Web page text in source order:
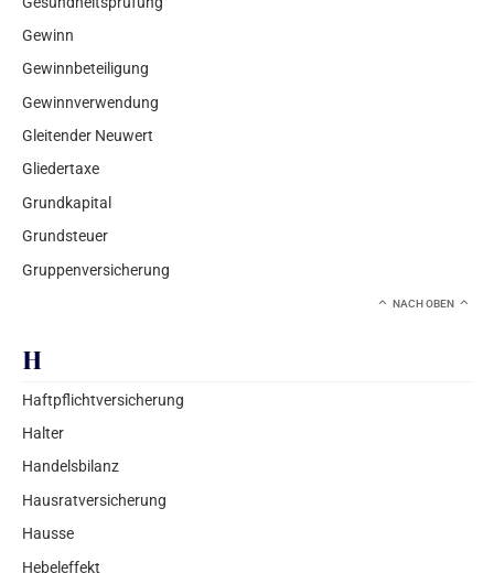
Gewinn
Gewinnbeteiligung
Gewinnverwendung
Gleitender Neuwert
Gliedertaxe
Grundkapital
Grundsteuer
Gruppenversicherung
NACH OBEN
H
Haftpflichtversicherung
Halter
Handelsbilanz
Hausratversicherung
Hausse
Hebeleffekt